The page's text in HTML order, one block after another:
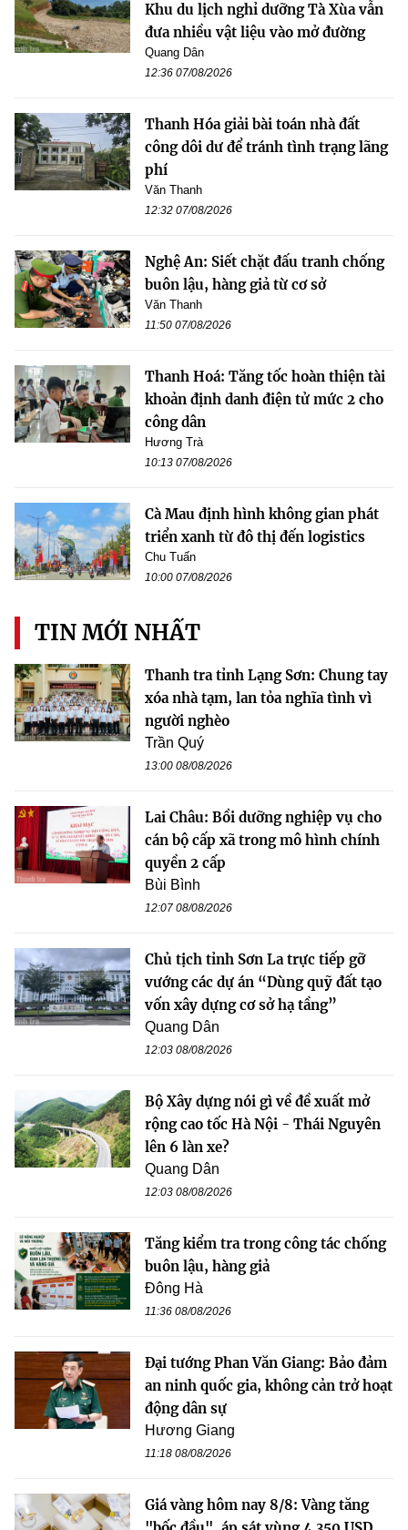
Khu du lịch nghỉ dưỡng Tà Xùa vẫn
đưa nhiều vật liệu vào mở đường
Quang Dân
12:36 07/08/2026
Thanh Hóa giải bài toán nhà đất
công dôi dư để tránh tình trạng lãng
phí
Văn Thanh
12:32 07/08/2026
Nghệ An: Siết chặt đấu tranh chống
buôn lậu, hàng giả từ cơ sở
Văn Thanh
11:50 07/08/2026
Thanh Hoá: Tăng tốc hoàn thiện tài
khoản định danh điện tử mức 2 cho
công dân
Hương Trà
10:13 07/08/2026
Cà Mau định hình không gian phát
triển xanh từ đô thị đến logistics
Chu Tuấn
10:00 07/08/2026
TIN MỚI NHẤT
Thanh tra tỉnh Lạng Sơn: Chung tay
xóa nhà tạm, lan tỏa nghĩa tình vì
người nghèo
Trần Quý
13:00 08/08/2026
Lai Châu: Bồi dưỡng nghiệp vụ cho
cán bộ cấp xã trong mô hình chính
quyền 2 cấp
Bùi Bình
12:07 08/08/2026
Chủ tịch tỉnh Sơn La trực tiếp gỡ
vướng các dự án “Dùng quỹ đất tạo
vốn xây dựng cơ sở hạ tầng”
Quang Dân
12:03 08/08/2026
Bộ Xây dựng nói gì về đề xuất mở
rộng cao tốc Hà Nội - Thái Nguyên
lên 6 làn xe?
Quang Dân
12:03 08/08/2026
Tăng kiểm tra trong công tác chống
buôn lậu, hàng giả
Đông Hà
11:36 08/08/2026
Đại tướng Phan Văn Giang: Bảo đảm
an ninh quốc gia, không cản trở hoạt
động dân sự
Hương Giang
11:18 08/08/2026
Giá vàng hôm nay 8/8: Vàng tăng